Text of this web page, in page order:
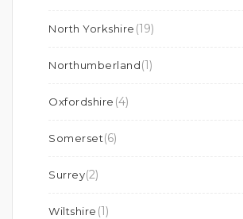
North Yorkshire (19)
Northumberland(1)
Oxfordshire (4)
Somerset(6)
Surrey(2)
Wiltshire (1)